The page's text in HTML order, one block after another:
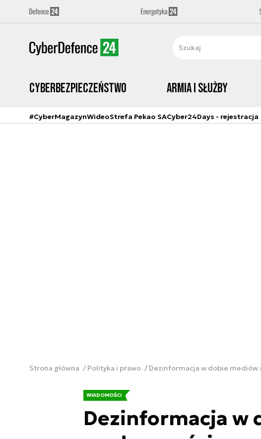
Cyberbezpieczeństwo Armia i Służby
#CyberMagazynWideoStrefa Pekao SACyber24Days - rejestracja
Strona główna Polityka i prawo Dezinformacja w dobie mediów
WIADOMOŚCI
Dezinformacja w